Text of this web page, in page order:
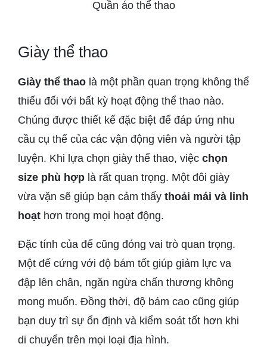
Quần áo thể thao
Giày thể thao
Giày thể thao là một phần quan trọng không thể
thiếu đối với bất kỳ hoạt động thể thao nào.
Chúng được thiết kế đặc biệt để đáp ứng nhu
cầu cụ thể của các vận động viên và người tập
luyện. Khi lựa chọn giày thể thao, việc chọn
size phù hợp là rất quan trọng. Một đôi giày
vừa vặn sẽ giúp bạn cảm thấy thoải mái và linh
hoạt hơn trong mọi hoạt động.
Đặc tính của đế cũng đóng vai trò quan trọng.
Một đế cứng với độ bám tốt giúp giảm lực va
đập lên chân, ngăn ngừa chấn thương không
mong muốn. Đồng thời, độ bám cao cũng giúp
bạn duy trì sự ổn định và kiểm soát tốt hơn khi
di chuyển trên mọi loại địa hình.